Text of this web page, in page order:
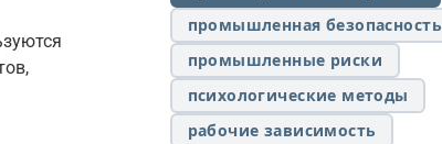
промышленная безопасность
промышленные риски
психологические методы
рабочие зависимость